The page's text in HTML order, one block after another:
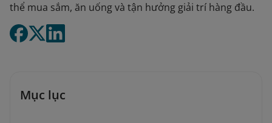
thể mua sắm, ăn uống và tận hưởng giải trí hàng đầu.
Mục lục